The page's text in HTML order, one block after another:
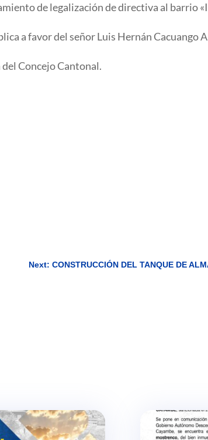
de legalización de directiva al barrio
a favor del señor Luis Hernán Cacuango
Concejo Cantonal.
Next: CONSTRUCCIÓN DEL TANQUE DE